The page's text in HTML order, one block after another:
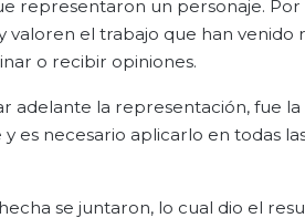
representaron un personaje.
el trabajo que han venido
o recibir opiniones.
la representación, fue
es necesario aplicarlo en todas
se juntaron, lo cual dio el